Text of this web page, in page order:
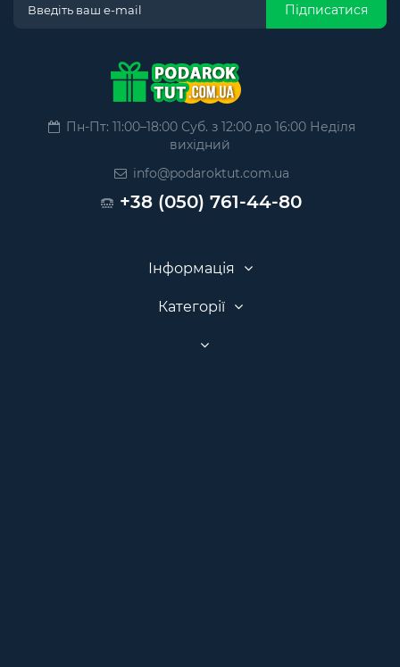
Підписатися
Пн-Пт: 11:00–18:00 Суб. з 12:00 до 16:00 Неділя
вихідний
info@podaroktut.com.ua
+38 (050) 761-44-80
Інформація
Категорії